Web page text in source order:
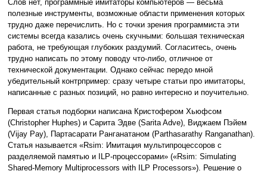
Слов нет, программные имитаторы компьютеров — весьма
полезные инструменты, возможные области применения которых
трудно даже перечислить. Но с точки зрения программиста эти
системы всегда казались очень скучными: большая техническая
работа, не требующая глубоких раздумий. Согласитесь, очень
трудно написать по этому поводу что-либо, отличное от
технической документации. Однако сейчас передо мной
убедительный контрпример: сразу четыре статьи про имитаторы,
написанные с разных позиций, но равно интересно и поучительно.
Первая статья подборки написана Кристофером Хьюфсом
(Christopher Huphes) и Сарита Эдве (Sarita Adve), Виджаем Пэйем
(Vijay Pay), Партасарати Ранганатаном (Parthasarathy Ranganathan).
Статья называется «Rsim: Имитация мультипроцессоров с
разделяемой памятью и ILP-процессорами» («Rsim: Simulating
Shared-Memory Multiprocessors with ILP Processors»). Решение о